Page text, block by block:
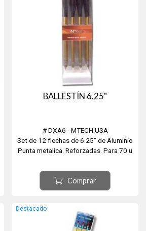
BALLESTÍN 6.25"
# DXA6 - MTECH USA
Set de 12 flechas de 6.25" de Aluminio
Punta metalica. Reforzadas. Para 70 u
Comprar
Destacado